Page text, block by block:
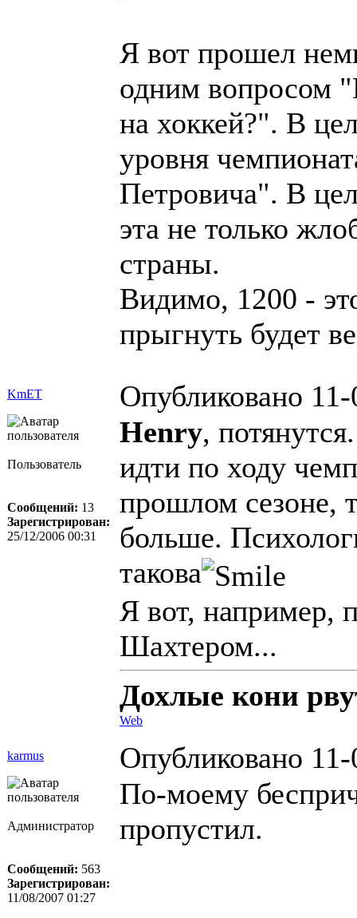
Я вот прошел
одним вопросом
на хоккей?". В
уровня
Петровича". В
эта не только
страны.
Видимо, 1200 -
прыгнуть будет
KmET Опубликовано
Пользователь
Сообщений: 13
Зарегистрирован:
25/12/2006 00:31
Henry,
идти по ходу
прошлом сезоне,
больше.
такова
Я вот, например,
Шахтером...
Дохлые кони
Web
karmus Опубликовано
Администратор
Сообщений: 563
Зарегистрирован:
11/08/2007 01:27
По-моему
пропустил.